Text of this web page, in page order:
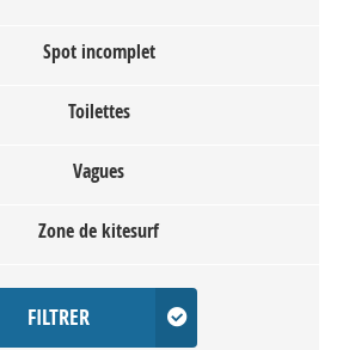
Spot incomplet
Toilettes
Vagues
Zone de kitesurf
FILTRER